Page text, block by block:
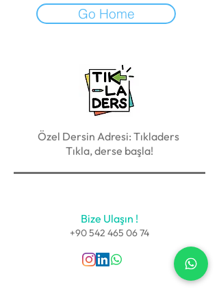
Go Home
Özel Dersin Adresi: Tıkladers
Tıkla, derse başla!
Bize Ulaşın !
+90 542 465 06 74